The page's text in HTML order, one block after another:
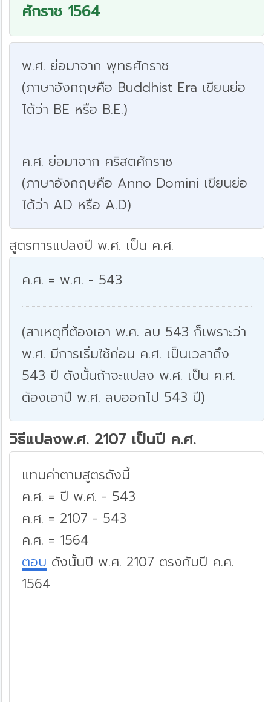
ศักราช 1564
พ.ศ. ย่อมาจาก พุทธศักราช
(ภาษาอังกฤษคือ Buddhist Era เขียนย่อ
ได้ว่า BE หรือ B.E.)
ค.ศ. ย่อมาจาก คริสตศักราช
(ภาษาอังกฤษคือ Anno Domini เขียนย่อ
ได้ว่า AD หรือ A.D)
สูตรการแปลงปี พ.ศ. เป็น ค.ศ.
ค.ศ. = พ.ศ. - 543
(สาเหตุที่ต้องเอา พ.ศ. ลบ 543 ก็เพราะว่า
พ.ศ. มีการเริ่มใช้ก่อน ค.ศ. เป็นเวลาถึง
543 ปี ดังนั้นถ้าจะแปลง พ.ศ. เป็น ค.ศ.
ต้องเอาปี พ.ศ. ลบออกไป 543 ปี)
วิธีแปลงพ.ศ. 2107 เป็นปี ค.ศ.
แทนค่าตามสูตรดังนี้
ค.ศ. = ปี พ.ศ. - 543
ค.ศ. = 2107 - 543
ค.ศ. = 1564
ตอบ ดังนั้นปี พ.ศ. 2107 ตรงกับปี ค.ศ.
1564